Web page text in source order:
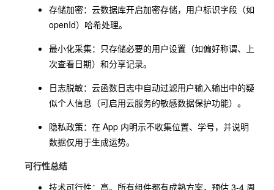
存储加密：云数据库开启加密存储，用户标识字段（如
openId）哈希处理。
最小化采集：只存储必要的用户设置（如偏好称谓、上
次查看日期）和分享记录。
日志脱敏：云函数日志中自动过滤用户输入输出中的疑
似个人信息（可启用云服务的敏感数据保护功能）。
隐私政策：在 App 内明示不收集位置、学号，并说明
数据仅用于生成运势。
可行性总结
技术可行性：高。所有组件都有成熟方案，预估 3-4 周